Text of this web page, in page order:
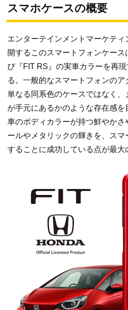
スマホケースの概要
エンターテインメントマーケテ
開するこのスマートフォンケース
び『FIT RS』の実車カラーを再
る。一般的なスマートフォンのア
単なる同系色のケースではなく
が手元にあるかのような存在感
車のボディカラーが持つ鮮やか
ールやメタリックの輝きを、ス
することに成功している点が最大